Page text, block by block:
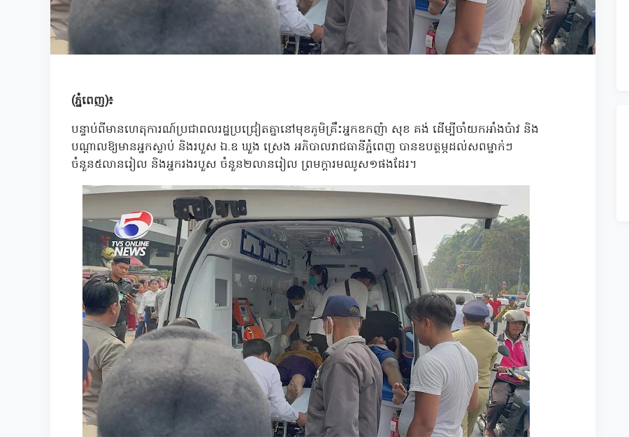
(ភ្នំពេញ)៖
បន្ទាប់ពីមានហេតុការណ៍ប្រជាពលរដ្ឋប្រជ្រៀតគ្នានៅមុខភូមិគ្រឹះអ្នកឧកញ៉ា សុខ គង់ ដើម្បីចាំយកអាំងប៉ាវ និង
បណ្តាលឱ្យមានអ្នកស្លាប់ និងរបួស ឯ.ឧ ឃួង ស្រេង អភិបាលរាជធានីភ្នំពេញ បានឧបត្ថម្ភដល់សពម្នាក់ៗ
ចំនួន៥លានរៀល និងអ្នករងរបួស ចំនួន២លានរៀល ព្រមក្តារមឈូស១ផងដែរ។